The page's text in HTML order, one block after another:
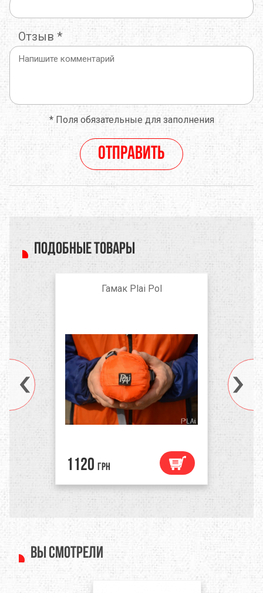
Отзыв *
*Поля обязательные для заполнения
Отправить
Подобные товары
Гамак Plai Pol
1120 грн
Вы смотрели